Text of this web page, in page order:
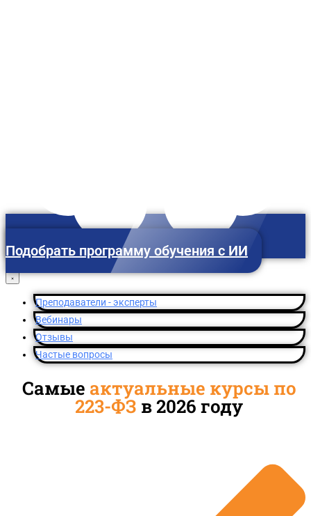
Ульяновск
Подобрать программу обучения с ИИ
Преподаватели - эксперты
Вебинары
Отзывы
Частые вопросы
Самые актуальные курсы по
223-ФЗ в 2026 году